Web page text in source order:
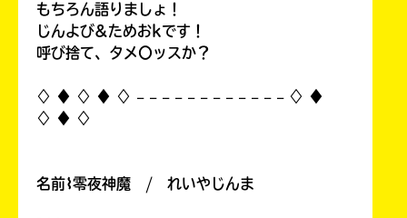
もちろん語りましょ！
じんよび&ためおkです！
呼び捨て、タメ〇ッスか？
♢ ♦︎ ♢ ♦︎ ♢ 𓐄 𓐄 𓐄 𓐄 𓐄 𓐄 𓐄 𓐄 𓐄 𓐄 𓐄 𓐄 ♢ ♦︎
♢ ♦︎ ♢
名前⌇零夜神魔 / れいやじんま